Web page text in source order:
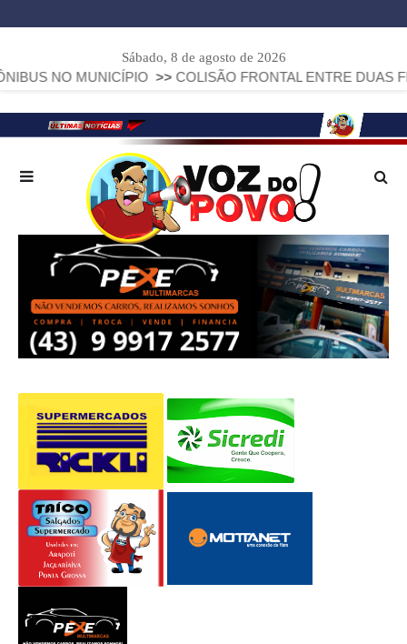
Sábado, 8 de agosto de 2026
>> COLISÃO FRONTAL ENTRE DUAS FIAT